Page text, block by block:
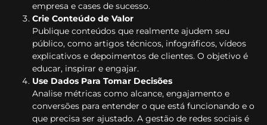
empresa e cases de sucesso.
Crie Conteúdo de Valor
Publique conteúdos que realmente ajudem seu
público, como artigos técnicos, infográficos, vídeos
explicativos e depoimentos de clientes. O objetivo é
educar, inspirar e engajar.
Use Dados Para Tomar Decisões
Analise métricas como alcance, engajamento e
conversões para entender o que está funcionando e o
que precisa ser ajustado. A gestão de redes sociais é